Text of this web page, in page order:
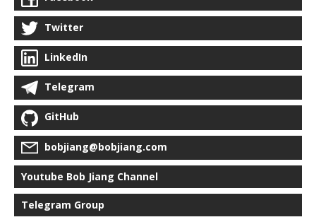
Twitter
LinkedIn
Telegram
GitHub
bobjiang@bobjiang.com
Youtube Bob Jiang Channel
Telegram Group